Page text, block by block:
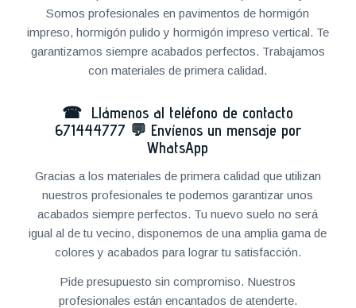
Somos profesionales en pavimentos de hormigón
impreso, hormigón pulido y hormigón impreso vertical. Te
garantizamos siempre acabados perfectos. Trabajamos
con materiales de primera calidad.
☎ Llámenos al teléfono de contacto
671444777 💬 Envíenos un mensaje por
WhatsApp
Gracias a los materiales de primera calidad que utilizan
nuestros profesionales te podemos garantizar unos
acabados siempre perfectos. Tu nuevo suelo no será
igual al de tu vecino, disponemos de una amplia gama de
colores y acabados para lograr tu satisfacción.
Pide presupuesto sin compromiso. Nuestros
profesionales están encantados de atenderte.